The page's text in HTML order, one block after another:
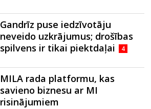
Gandrīz puse iedzīvotāju
neveido uzkrājumus; drošības
spilvens ir tikai piektdaļai
4
MILA rada platformu, kas
savieno biznesu ar MI
risinājumiem